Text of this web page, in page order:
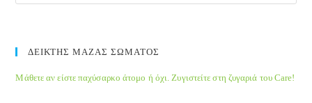
ΔΕΙΚΤΗΣ ΜΑΖΑΣ ΣΩΜΑΤΟΣ
Μάθετε αν είστε παχύσαρκο άτομο ή όχι. Ζυγιστείτε στη ζυγαριά του Care!